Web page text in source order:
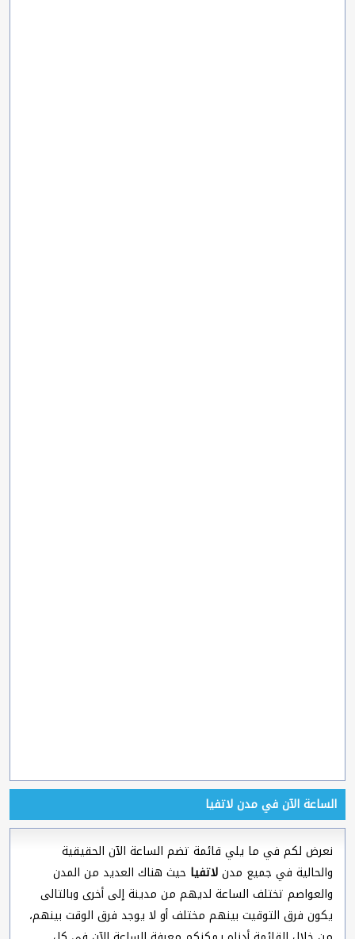
الساعة الآن في مدن لاتفيا
نعرض لكم في ما يلي قائمة تضم الساعة الآن الحقيقية
والحالية في جميع مدنلاتفيا حيث هناك العديد من المدن
والعواصم تختلف الساعة لديهم من مدينة إلى أخرى وبالتالى
يكون فرق التوقيت بينهم مختلف أو لا يوجد فرق الوقت بينهم،